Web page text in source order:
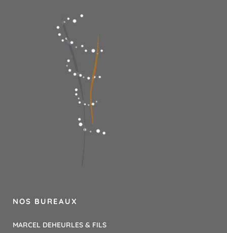
NOS BUREAUX
MARCEL DEHEURLES & FILS